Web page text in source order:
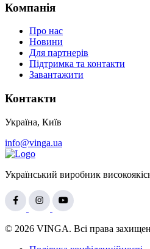
Компанія
Про нас
Новини
Для партнерів
Підтримка та контакти
Завантажити
Контакти
Україна, Київ
info@vinga.ua
Український виробник
© 2026 VINGA. Всі права